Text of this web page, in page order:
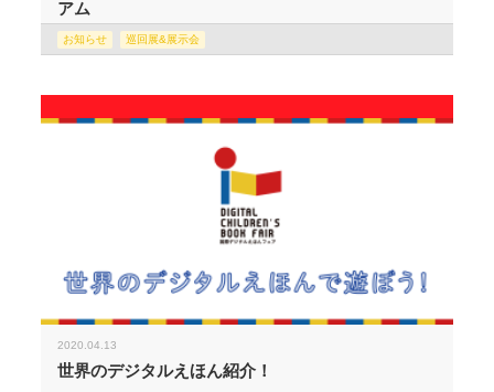
アム
お知らせ 巡回展&展示会
2020.04.13
世界のデジタルえほん紹介！